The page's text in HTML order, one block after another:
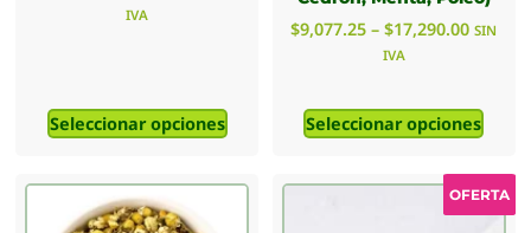
IVA
Seleccionar opciones
$9,077.25 – $17,290.00 SIN
IVA
Seleccionar opciones
OFERTA